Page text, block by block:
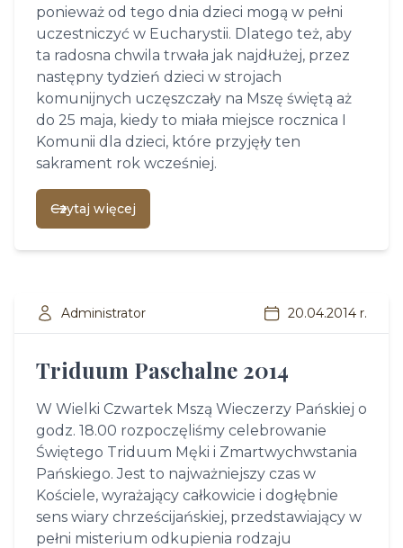
ponieważ od tego dnia dzieci mogą w pełni
uczestniczyć w Eucharystii. Dlatego też, aby
ta radosna chwila trwała jak najdłużej, przez
następny tydzień dzieci w strojach
komunijnych uczęszczały na Mszę świętą aż
do 25 maja, kiedy to miała miejsce rocznica I
Komunii dla dzieci, które przyjęły ten
sakrament rok wcześniej.
Czytaj więcej
Administrator 20.04.2014 r.
Triduum Paschalne 2014
W Wielki Czwartek Mszą Wieczerzy Pańskiej o
godz. 18.00 rozpoczęliśmy celebrowanie
Świętego Triduum Męki i Zmartwychwstania
Pańskiego. Jest to najważniejszy czas w
Kościele, wyrażający całkowicie i dogłębnie
sens wiary chrześcijańskiej, przedstawiający w
pełni misterium odkupienia rodzaju